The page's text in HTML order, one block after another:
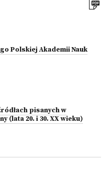
Polskiej Akademii Nauk
pisanych w
(lata 20. i 30. XX wieku)